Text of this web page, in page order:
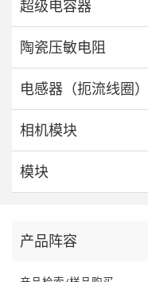
超级电容器
陶瓷压敏电阻
电感器（扼流线圈）
相机模块
模块
产品阵容